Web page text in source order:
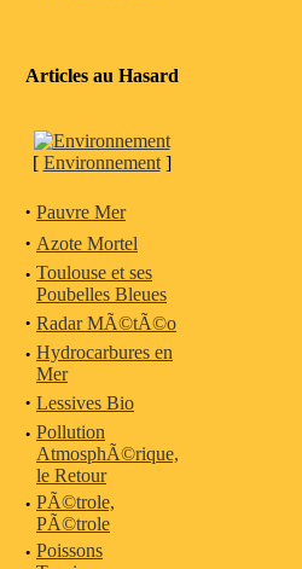
Articles au Hasard
[ Environnement]
· Pauvre Mer
· Azote Mortel
· Toulouse et ses
Poubelles Bleues
· Radar MÃ©tÃ©o
· Hydrocarbures en
Mer
· Lessives Bio
· Pollution
AtmosphÃ©rique,
le Retour
· PÃ©trole,
PÃ©trole
· Poissons